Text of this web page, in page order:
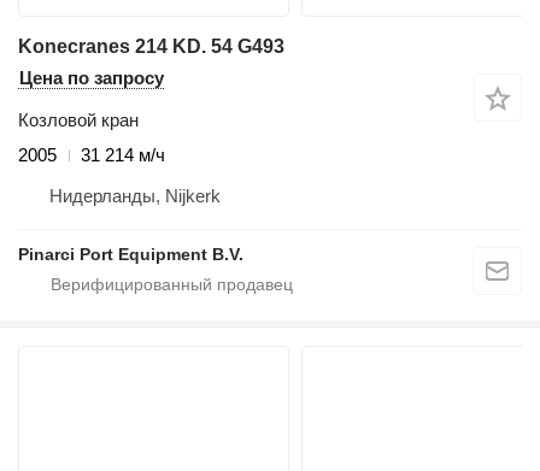
Konecranes 214 KD. 54 G493
Цена по запросу
Козловой кран
2005
31 214 м/ч
Нидерланды, Nijkerk
Pinarci Port Equipment B.V.